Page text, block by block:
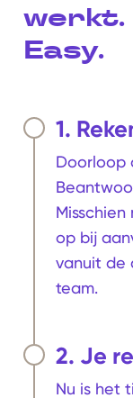
werkt.
Easy.
1.
Doorloop
op bij
vanuit de
team.
2. Je
Nu is het